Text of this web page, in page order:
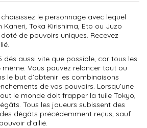
le personnage avec lequel
Toka Kirishima, Eto ou Juzo
de pouvoirs uniques. Recevez
dés aussi vite que possible, car tous les
Vous pouvez relancer tout ou
le but d’obtenir les combinaisons
de vos pouvoirs. Lorsqu’une
le monde doit frapper la tuile Tokyo,
Tous les joueurs subissent des
dégâts précédemment reçus, sauf
d’allié.